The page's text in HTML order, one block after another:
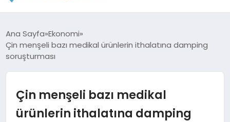
GÜNDEM
EKONOMI
SPOR
Ana Sayfa Ekonomi
Çin menşeli bazı medikal ürünlerin ithalatına damping
soruşturması
Çin menşeli bazı medikal
ürünlerin ithalatına damping